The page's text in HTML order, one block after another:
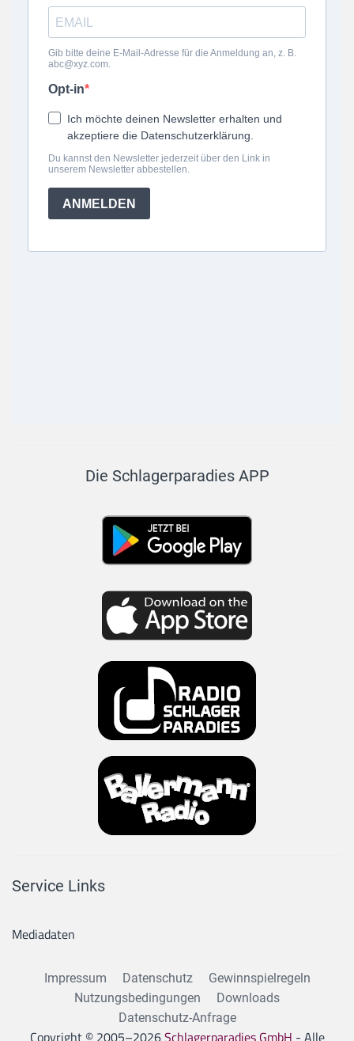
Die Schlagerparadies APP
Service Links
Mediadaten
Impressum Datenschutz
Gewinnspielregeln
Nutzungsbedingungen
Downloads
Datenschutz-Anfrage